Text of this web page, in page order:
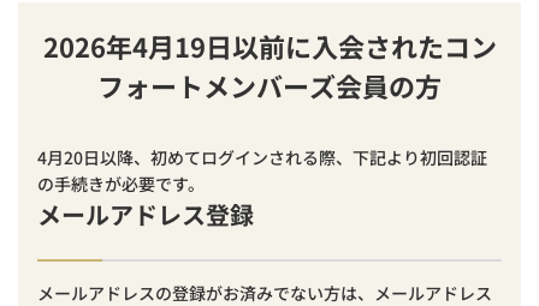
2026年4月19日以前に入会されたコン
フォートメンバーズ会員の方
4月20日以降、初めてログインされる際、下記より初回認証
の手続きが必要です。
メールアドレス登録
メールアドレスの登録がお済みでない方は、メールアドレス